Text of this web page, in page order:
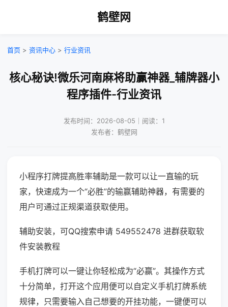
鹤壁网
首页 > 资讯中心 > 行业资讯
核心秘诀!微乐河南麻将助赢神器_辅牌器小
程序插件-行业资讯
发布时间：2026-08-05｜阅读：1
发布者：鹤壁网
小程序打牌提高胜率辅助是一款可以让一直输的玩
家，快速成为一个“必胜”的输赢辅助神器，有需要的
用户可通过正规渠道获取使用。
辅助安装，可QQ搜索申请 549552478 进群获取软
件安装教程
手机打牌可以一键让你轻松成为“必赢”。其操作方式
十分简单，打开这个应用便可以自定义手机打牌系统
规律，只需要输入自己想要的开挂功能，一键便可以